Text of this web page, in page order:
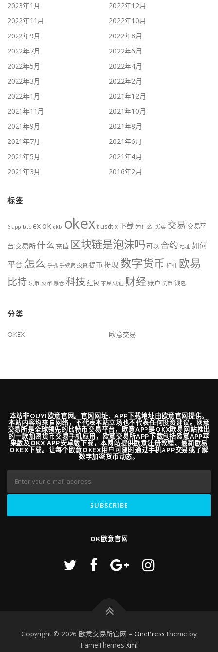
2023年1月
2022年12月
2022年11月
2022年10月
2022年9月
2022年8月
2022年7月
2022年6月
2022年5月
2022年4月
2022年3月
2022年2月
2022年1月
2021年12月
2021年11月
2021年10月
2021年9月
2021年8月
2021年7月
2021年6月
2021年5月
2021年4月
2021年3月
2016年2月
标签
6 app btc exok okb okext usdtx下载 为什么 买卖 交易 交易平
台 交易所 什么 充值 区块链是泡沫吗 可以 合约 地址 如何
平台 怎么 手机 手续费 投资 提币 提现 数字货币 杠杆 欧易
比特法币 火币 爆仓 科技 红包 苹果 认证 财经 账户 货币 钱包
分类
OKEX 欧意交易
本站非OUYI欧意官网。官网网址，APP下载地址由欧意官网提供。
本站内容均来自网络，不代表本站立场也不代表任何投资建议。欧意
交易所是全球领先的比特币交易平台，欧意APP是OKX欧易网站推出
的一款加密货币交易手机应用，欧意交易所APP下载包括欧意APP苹
果版及OKX APP安卓版下载，本网站提供欧意注册教程、最新欧易
OKEX下载。让每个欧意OKEX用户可随时通过手机APP交易或了解
数字加密货币动态。
OK欧意官网
Copyright © 2026 欧意交易所官网 – OnePress theme by
FameThemes Xml